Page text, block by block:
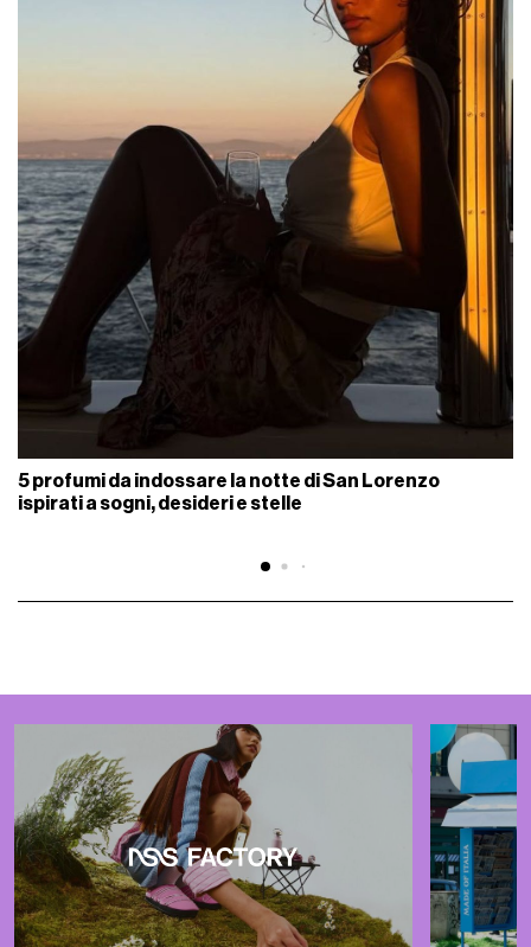
5 profumi da indossare la notte di San Lorenzo
ispirati a sogni, desideri e stelle